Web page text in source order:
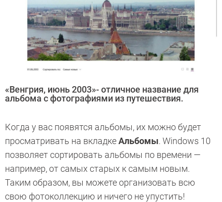
«Венгрия, июнь 2003»- отличное название для
альбома с фотографиями из путешествия.
Когда у вас появятся альбомы, их можно будет
просматривать на вкладкеАльбомы. Windows 10
позволяет сортировать альбомы по времени —
например, от самых старых к самым новым.
Таким образом, вы можете организовать всю
свою фотоколлекцию и ничего не упустить!